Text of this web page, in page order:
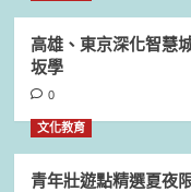
高雄、東京深化智慧
坂學
0
文化教育
青年壯遊點精選夏夜